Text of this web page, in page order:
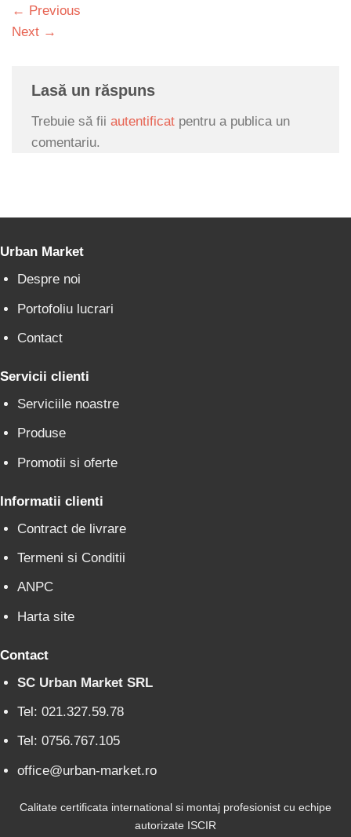
← Previous
Next →
Lasă un răspuns
Trebuie să fii autentificat pentru a publica un
comentariu.
Urban Market
Despre noi
Portofoliu lucrari
Contact
Servicii clienti
Serviciile noastre
Produse
Promotii si oferte
Informatii clienti
Contract de livrare
Termeni si Conditii
ANPC
Harta site
Contact
SC Urban Market SRL
Tel: 021.327.59.78
Tel: 0756.767.105
office@urban-market.ro
Calitate certificata international si montaj profesionist cu echipe
autorizate ISCIR